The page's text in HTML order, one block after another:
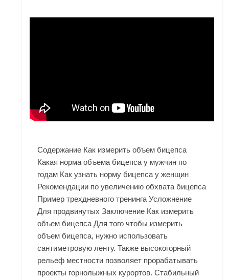
Содержание Как измерить объем бицепса
Какая норма объема бицепса у мужчин по
годам Как узнать норму бицепса у женщин
Рекомендации по увеличению обхвата бицепса
Пример трехдневного тренинга Усложнение
Для продвинутых Заключение Как измерить
объем бицепса Для того чтобы измерить
объем бицепса, нужно использовать
сантиметровую ленту. Также высокогорный
рельеф местности позволяет прорабатывать
проекты горнолыжных курортов. Стабильный